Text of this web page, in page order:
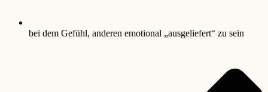
bei dem Gefühl, anderen emotional „ausgeliefert“ zu sein